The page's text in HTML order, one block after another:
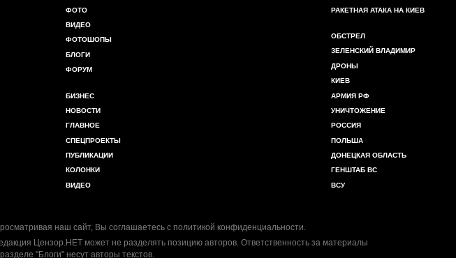
ФОТО
ВИДЕО
ФОТОШОПЫ
БЛОГИ
ФОРУМ
БИЗНЕС
НОВОСТИ
ГЛАВНОЕ
СПЕЦПРОЕКТЫ
ПУБЛИКАЦИИ
КОЛОНКИ
ВИДЕО
РАКЕТНАЯ АТАКА НА КИЕВ
ОБСТРЕЛ
ЗЕЛЕНСКИЙ ВЛАДИМИР
ДРОНЫ
КИЕВ
АРМИЯ РФ
УНИЧТОЖЕНИЕ
РОССИЯ
ПОЛЬША
ДОНЕЦКАЯ ОБЛАСТЬ
ГЕНШТАБ ВС
ВСУ
наш сайт, Вы соглашаетесь с политикой конфиденциальности.
Цензор.НЕТ может не разделять позицию авторов. Ответственность за материалы
"Блоги" несут авторы текстов.